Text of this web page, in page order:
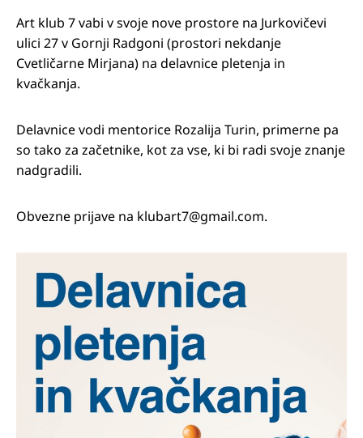
Art klub 7 vabi v svoje nove prostore na Jurkovičevi
ulici 27 v Gornji Radgoni (prostori nekdanje
Cvetličarne Mirjana) na delavnice pletenja in
kvačkanja.
Delavnice vodi mentorice Rozalija Turin, primerne pa
so tako za začetnike, kot za vse, ki bi radi svoje znanje
nadgradili.
Obvezne prijave na klubart7@gmail.com.